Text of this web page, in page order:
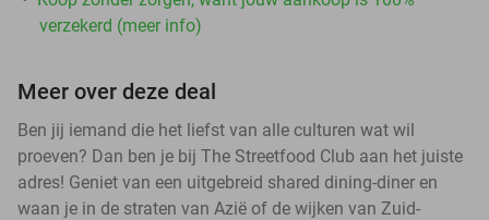
verzekerd (meer info)
Meer over deze deal
Ben jij iemand die het liefst van alle culturen wat wil
proeven? Dan ben je bij The Streetfood Club aan het juiste
adres! Geniet van een uitgebreid shared dining-diner en
waan je in de straten van Azië of de wijken van Zuid-